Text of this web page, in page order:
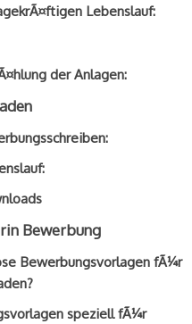
Lebenslauf:
der Anlagen:
Bewerbung
Bewerbungsvorlagen fÃ¼r
speziell fÃ¼r